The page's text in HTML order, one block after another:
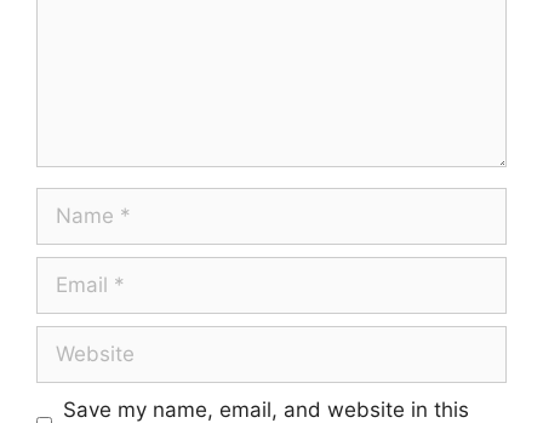
Save my name, email, and website in this